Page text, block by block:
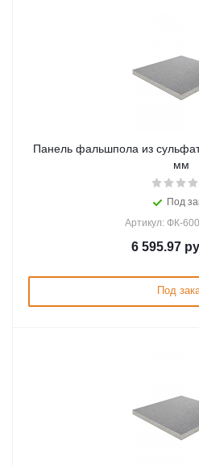
Панель фальшпола из
мм
Под
Артикул: ФК-
6 595.97
Под